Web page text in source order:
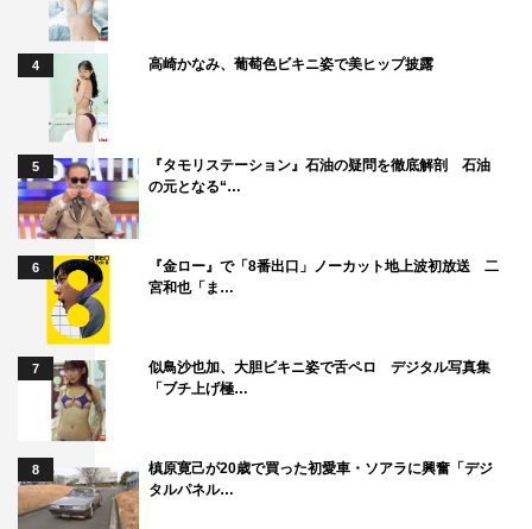
4 高崎かなみ、葡萄色ビキニ姿で美ヒップ披露
5
『タモリステーション』石油の疑問を徹底解剖 石油
の元となる“…
6
『金ロー』で「8番出口」ノーカット地上波初放送 二
宮和也「ま…
7
似鳥沙也加、大胆ビキニ姿で舌ペロ デジタル写真集
「ブチ上げ極…
8
槙原寛己が20歳で買った初愛車・ソアラに興奮「デジ
タルパネル…